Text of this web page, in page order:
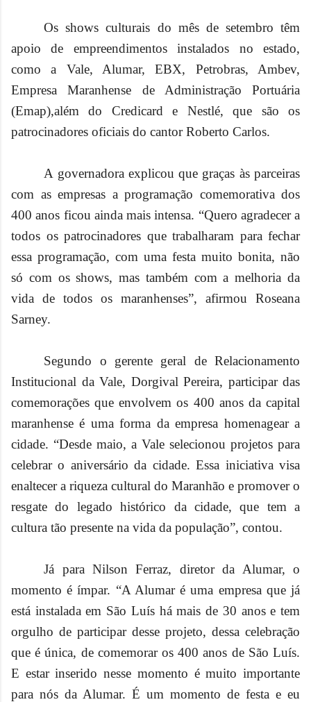
Os shows culturais do mês de setembro têm
apoio de empreendimentos instalados no estado,
como a Vale, Alumar, EBX, Petrobras, Ambev,
Empresa Maranhense de Administração Portuária
(Emap),além do Credicard e Nestlé, que são os
patrocinadores oficiais do cantor Roberto Carlos.
A governadora explicou que graças às parceiras
com as empresas a programação comemorativa dos
400 anos ficou ainda mais intensa. “Quero agradecer a
todos os patrocinadores que trabalharam para fechar
essa programação, com uma festa muito bonita, não
só com os shows, mas também com a melhoria da
vida de todos os maranhenses”, afirmou Roseana
Sarney.
Segundo o gerente geral de Relacionamento
Institucional da Vale, Dorgival Pereira, participar das
comemorações que envolvem os 400 anos da capital
maranhense é uma forma da empresa homenagear a
cidade. “Desde maio, a Vale selecionou projetos para
celebrar o aniversário da cidade. Essa iniciativa visa
enaltecer a riqueza cultural do Maranhão e promover o
resgate do legado histórico da cidade, que tem a
cultura tão presente na vida da população”, contou.
Já para Nilson Ferraz, diretor da Alumar, o
momento é ímpar. “A Alumar é uma empresa que já
está instalada em São Luís há mais de 30 anos e tem
orgulho de participar desse projeto, dessa celebração
que é única, de comemorar os 400 anos de São Luís.
E estar inserido nesse momento é muito importante
para nós da Alumar. É um momento de festa e eu